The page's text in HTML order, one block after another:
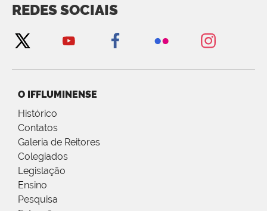
REDES SOCIAIS
O IFFLUMINENSE
Histórico
Contatos
Galeria de Reitores
Colegiados
Legislação
Ensino
Pesquisa